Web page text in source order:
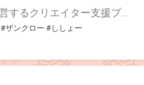
虎の穴が運営するクリエイター支援プラットフォーム「Fantia(ファンティア)」 Fantiaはイラスト・漫画・小説・コスプレ・音楽・映像作品など、各方面で活躍されている クリエイターの皆さまを応援する、クリエイター支援プラットフォームです。 そして、Fantiaにて活動されている注目クリエイターの作品をグッズ化する特別企画 「Fantia Creator’s Collection」4回目を開催いたします！ 今回は3名のクリエイターをピックアップ！Fantia公式ショップにて期間限定で受注販売を行います！ 期間限定の受注グッズとなっておりますので、この機会をお見逃しなく是非お求め下さい！！
#ザンクロー #ししょー